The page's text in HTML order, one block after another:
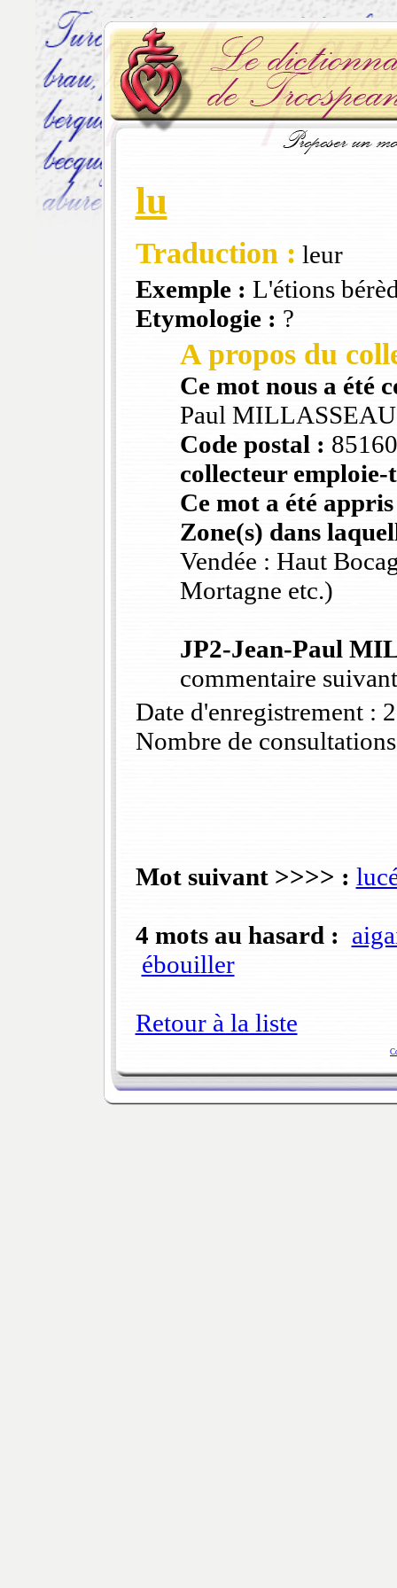
lu
Traduction : leur
Exemple : L'étions
Etymologie : ?
A propos du
Ce mot nous a été
Paul MILLASSEAU
Code postal :
collecteur
Ce mot a été
Zone(s) dans
Vendée : Haut
Mortagne etc.)
JP2-Jean-Paul
commentaire
Date d'enregistrement :
Nombre de
Mot suivant >>>> :
4 mots au hasard :
ébouiller
Retour à la liste